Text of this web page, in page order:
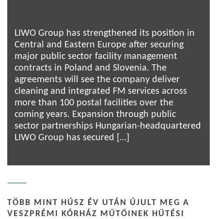
LIWO Group has strengthened its position in
Central and Eastern Europe after securing
major public sector facility management
contracts in Poland and Slovenia. The
agreements will see the company deliver
cleaning and integrated FM services across
more than 100 postal facilities over the
coming years. Expansion through public
sector partnerships Hungarian-headquartered
LIWO Group has secured […]
TÖBB MINT HÚSZ ÉV UTÁN ÚJULT MEG A
VESZPRÉMI KÓRHÁZ MŰTŐINEK HŰTÉSI